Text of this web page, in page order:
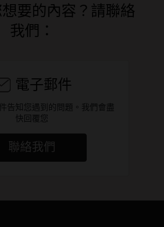
要的內容？請聯絡
我們：
電子郵件
告知您遇到的問題。我們會盡
快回覆您
聯絡我們